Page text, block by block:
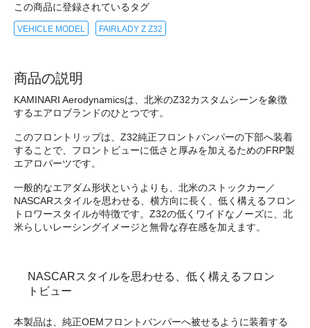
この商品に登録されているタグ
VEHICLE MODEL FAIRLADY Z Z32
商品の説明
KAMINARI Aerodynamicsは、北米のZ32カスタムシーンを象徴
するエアロブランドのひとつです。
このフロントリップは、Z32純正フロントバンパーの下部へ装着
することで、フロントビューに低さと厚みを加えるためのFRP製
エアロパーツです。
一般的なエアダム形状というよりも、北米のストックカー／
NASCARスタイルを思わせる、横方向に長く、低く構えるフロン
トロワースタイルが特徴です。Z32の低くワイドなノーズに、北
米らしいレーシングイメージと無骨な存在感を加えます。
NASCARスタイルを思わせる、低く構えるフロン
トビュー
本製品は、純正OEMフロントバンパーへ被せるように装着する